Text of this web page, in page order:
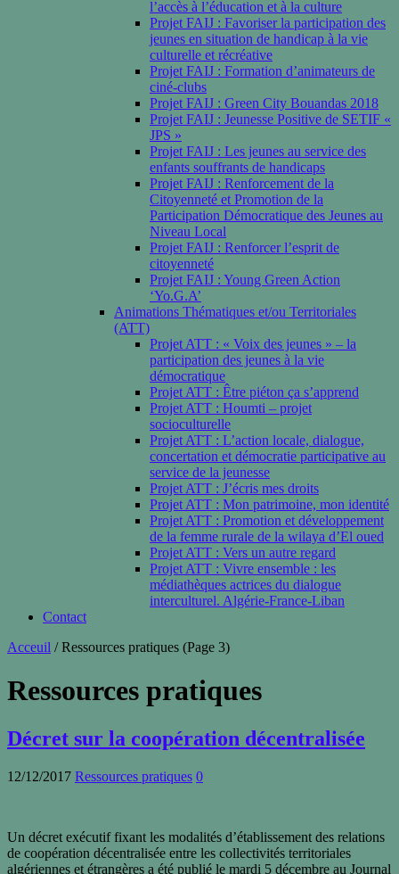
l’accès à l’éducation et à la culture
Projet FAIJ : Favoriser la participation des
jeunes en situation de handicap à la vie
culturelle et récréative
Projet FAIJ : Formation d’animateurs de
ciné-clubs
Projet FAIJ : Green City Bouandas 2018
Projet FAIJ : Jeunesse Positive de SETIF «
JPS »
Projet FAIJ : Les jeunes au service des
enfants souffrants de handicaps
Projet FAIJ : Renforcement de la
Citoyenneté et Promotion de la
Participation Démocratique des Jeunes au
Niveau Local
Projet FAIJ : Renforcer l’esprit de
citoyenneté
Projet FAIJ : Young Green Action
‘Yo.G.A’
Animations Thématiques et/ou Territoriales
(ATT)
Projet ATT : « Voix des jeunes » – la
participation des jeunes à la vie
démocratique
Projet ATT : Être piéton ça s’apprend
Projet ATT : Houmti – projet
socioculturelle
Projet ATT : L’action locale, dialogue,
concertation et démocratie participative au
service de la jeunesse
Projet ATT : J’écris mes droits
Projet ATT : Mon patrimoine, mon identité
Projet ATT : Promotion et développement
de la femme rurale de la wilaya d’El oued
Projet ATT : Vers un autre regard
Projet ATT : Vivre ensemble : les
médiathèques actrices du dialogue
interculturel. Algérie-France-Liban
Contact
Acceuil / Ressources pratiques (Page 3)
Ressources pratiques
Décret sur la coopération décentralisée
12/12/2017 Ressources pratiques 0
Un décret exécutif fixant les modalités d’établissement des relations
de coopération décentralisée entre les collectivités territoriales
algériennes et étrangères a été publié le mardi 5 décembre au Journal